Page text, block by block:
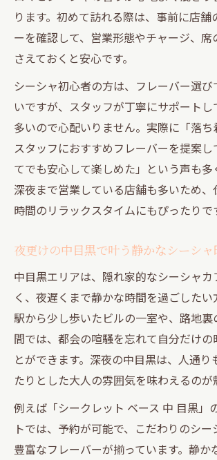
ります。初めて訪れる際は、事前に店舗
ーを確認して、営業形態やチャージ、席
さえておくと安心です。
シーシャ初心者の方は、フレーバー選
いですが、スタッフが丁寧にサポート
多いので心配いりません。実際に「落
スタッフにおすすめフレーバーを提案し
てでも安心して楽しめた」という声も多
深夜まで営業している店舗も多いため
時間のリラックスタイムにもぴったりで
夜更けの中目黒で叶う静かなシーシャ
中目黒エリアは、隠れ家的なシーシャ
く、夜遅くまで静かな時間を過ごしたい
駅から少し歩いたビルの一室や、路地
間では、都会の喧騒を忘れて自分だけの
とができます。深夜の中目黒は、人通り
たりとした大人の雰囲気を味わえるのが
例えば「シークレット ベース 中 目黒」
トでは、予約が可能で、こだわりのシー
豊富なフレーバーが揃っています。静か